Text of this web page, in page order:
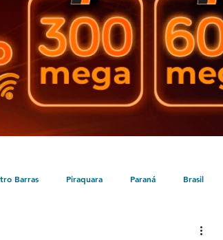
Barras Piraquara Paraná Brasil